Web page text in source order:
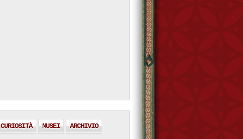
CURIOSITÀ MUSEI ARCHIVIO